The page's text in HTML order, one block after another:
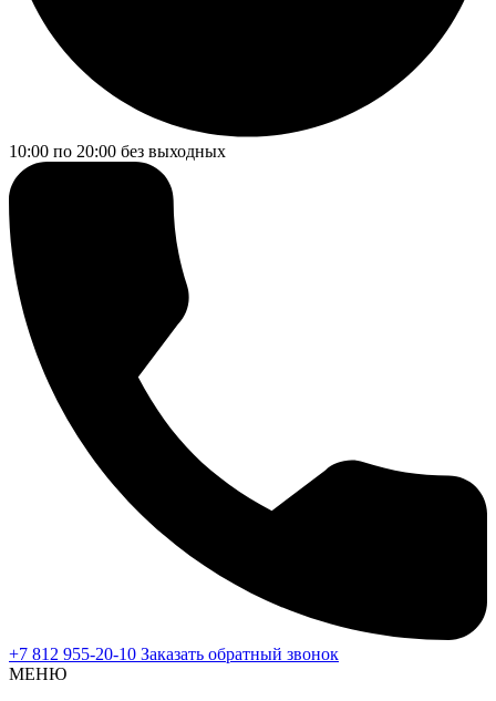
10:00 по 20:00 без выходных
+7 812 955-20-10 Заказать обратный звонок
МЕНЮ